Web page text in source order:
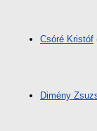
Csóré Kristóf
Dimény